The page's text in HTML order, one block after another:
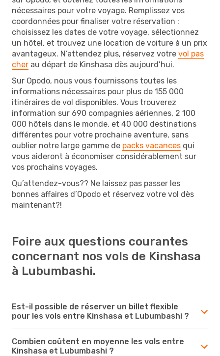
nécessaires pour votre voyage. Remplissez vos
coordonnées pour finaliser votre réservation :
choisissez les dates de votre voyage, sélectionnez
un hôtel, et trouvez une location de voiture à un prix
avantageux. N’attendez plus, réservez votre vol pas
cher au départ de Kinshasa dès aujourd’hui.
Sur Opodo, nous vous fournissons toutes les
informations nécessaires pour plus de 155 000
itinéraires de vol disponibles. Vous trouverez
information sur 690 compagnies aériennes, 2 100
000 hôtels dans le monde, et 40 000 destinations
différentes pour votre prochaine aventure, sans
oublier notre large gamme de packs vacances qui
vous aideront à économiser considérablement sur
vos prochains voyages.
Qu’attendez-vous?? Ne laissez pas passer les
bonnes affaires d’Opodo et réservez votre vol dès
maintenant?!
Foire aux questions courantes
concernant nos vols de Kinshasa
à Lubumbashi.
Est-il possible de réserver un billet flexible
pour les vols entre Kinshasa et Lubumbashi ?
Combien coûtent en moyenne les vols entre
Kinshasa et Lubumbashi ?